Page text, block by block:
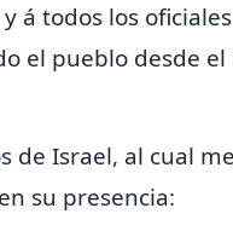
á todos los
el pueblo desde
de Israel, al cual
su presencia: